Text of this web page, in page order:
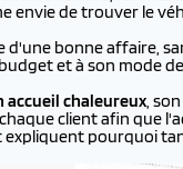
de trouver le
bonne affaire,
et à son mode
accueil chaleureux,
client afin
expliquent pourquoi